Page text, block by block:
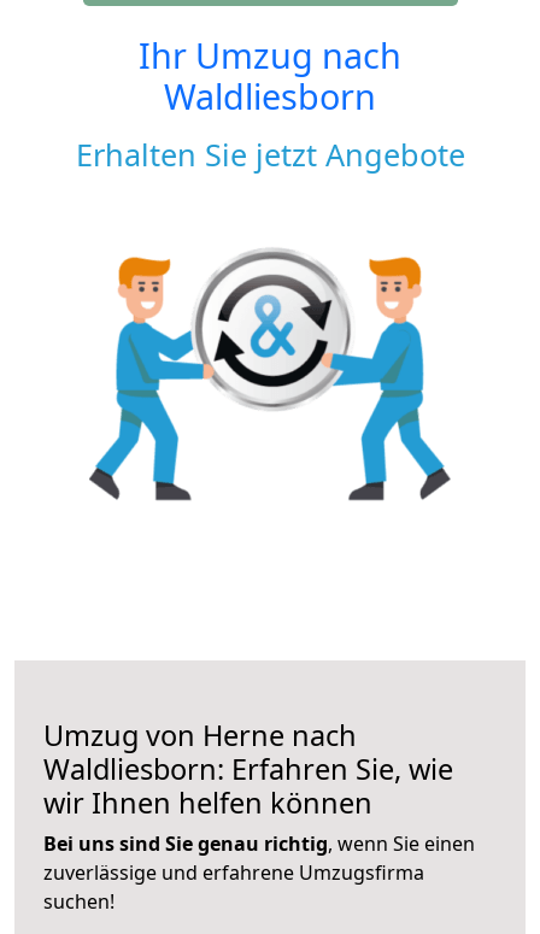
Ihr Umzug nach
Waldliesborn
Erhalten Sie jetzt Angebote
Umzug von Herne nach
Waldliesborn: Erfahren Sie, wie
wir Ihnen helfen können
Bei uns sind Sie genau richtig, wenn Sie einen
zuverlässige und erfahrene Umzugsfirma
suchen!